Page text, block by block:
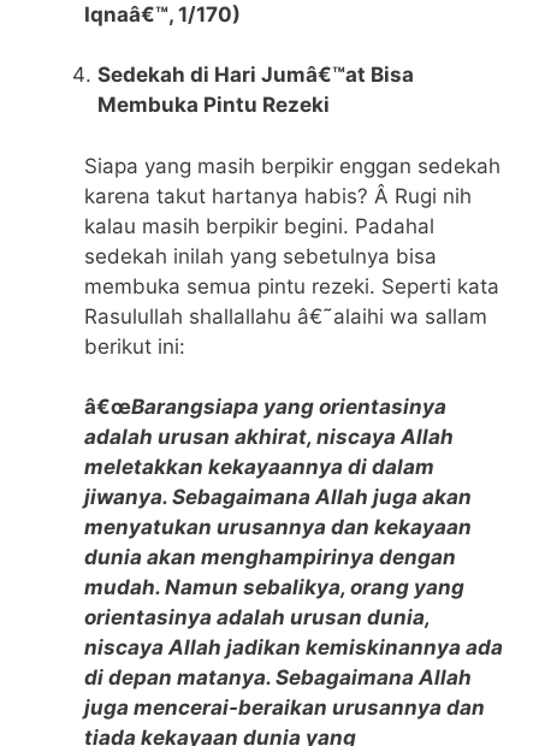
Iqnaâ€™, 1/170)
Sedekah di Hari Jumâ€™at Bisa
Membuka Pintu Rezeki
Siapa yang masih berpikir enggan sedekah
karena takut hartanya habis? Â Rugi nih
kalau masih berpikir begini. Padahal
sedekah inilah yang sebetulnya bisa
membuka semua pintu rezeki. Seperti kata
Rasulullah shallallahu â€˜alaihi wa sallam
berikut ini:
â€œBarangsiapa yang orientasinya
adalah urusan akhirat, niscaya Allah
meletakkan kekayaannya di dalam
jiwanya. Sebagaimana Allah juga akan
menyatukan urusannya dan kekayaan
dunia akan menghampirinya dengan
mudah. Namun sebalikya, orang yang
orientasinya adalah urusan dunia,
niscaya Allah jadikan kemiskinannya ada
di depan matanya. Sebagaimana Allah
juga mencerai-beraikan urusannya dan
tiada kekayaan dunia yang